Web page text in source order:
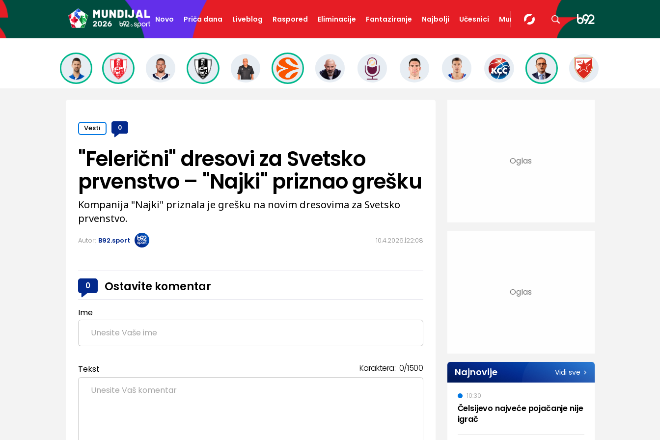
Novo Priča dana Liveblog Raspored Eliminacije Fantaziranje Najbolji Učesnici Mundopedija
Vesti 0
10.4.2026. 22:08
"Felerični" dresovi za Svetsko
prvenstvo – "Najki" priznao grešku
Kompanija "Najki" priznala je grešku na novim dresovima za Svetsko
prvenstvo.
Autor: B92.sport
0 Ostavite komentar
Ime
Tekst Karaktera: 0/1500 Najnovije Vidi sve
Čelsijevo najveće pojačanje nije
igrač
10:30